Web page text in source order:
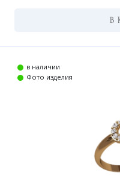
В
в наличии
Фото изделия